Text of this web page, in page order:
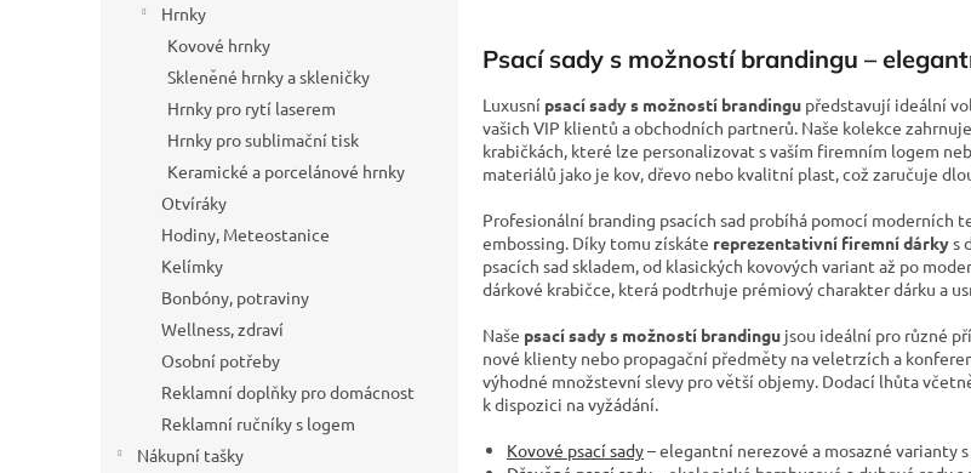
Hrnky
Kovové hrnky
Skleněné hrnky a skleničky
Hrnky pro rytí laserem
Hrnky pro sublimační tisk
Keramické a porcelánové hrnky
Otvíráky
Hodiny, Meteostanice
Kelímky
Bonbóny, potraviny
Wellness, zdraví
Osobní potřeby
Reklamní doplňky pro domácnost
Reklamní ručníky s logem
Nákupní tašky
Psací sady s možností brandingu –
Luxusní psací sady s možností brandingu představují ideální
vašich VIP klientů a obchodních partnerů. Naše kolekce
krabičkách, které lze personalizovat s vaším firemním logem
materiálů jako je kov, dřevo nebo kvalitní plast, což zaručuje
Profesionální branding psacích sad probíhá pomocí
embossing. Díky tomu získáte reprezentativní firemní dárkys
psacích sad skladem, od klasických kovových variant až po
dárkové krabičce, která podtrhuje prémiový charakter dárku a
Naše psací sady s možností brandingu jsou ideální pro různé
nové klienty nebo propagační předměty na veletrzích a
výhodné množstevní slevy pro větší objemy. Dodací lhůta
k dispozici na vyžádání.
Kovové psací sady– elegantní nerezové a mosazné varianty